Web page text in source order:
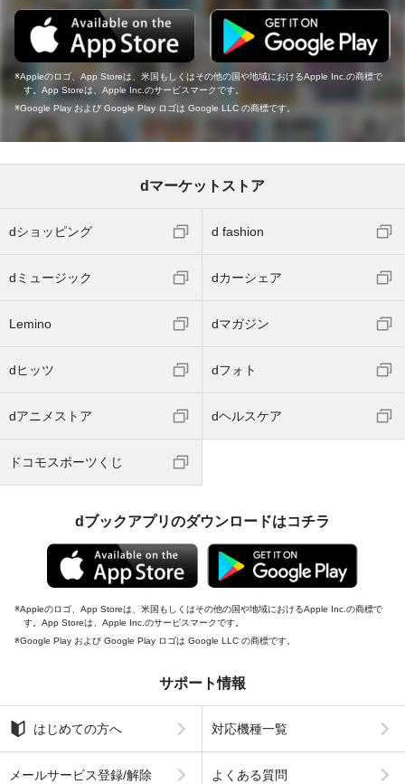
Appleのロゴ、App Storeは、米国もしくはその他の国や地域におけるApple Inc.の商標で
す。App Storeは、Apple Inc.のサービスマークです。
Google Play および Google Play ロゴは Google LLC の商標です。
dマーケットストア
dショッピング d fashion
dミュージック dカーシェア
Lemino dマガジン
dヒッツ dフォト
dアニメストア dヘルスケア
ドコモスポーツくじ
dブックアプリのダウンロードはコチラ
Appleのロゴ、App Storeは、米国もしくはその他の国や地域におけるApple Inc.の商標で
す。App Storeは、Apple Inc.のサービスマークです。
Google Play および Google Play ロゴは Google LLC の商標です。
サポート情報
はじめての方へ 対応機種一覧
メールサービス登録/解除 よくある質問